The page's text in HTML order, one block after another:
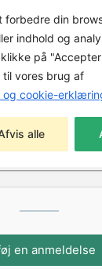
forbedre din
indhold og
på
vores brug af
og cookie-
alle
på 0
en anmeldelse